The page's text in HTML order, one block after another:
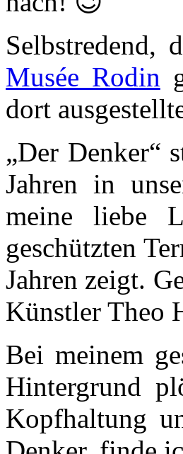
Selbstredend,
Musée Rodin
dort
„Der Denker“
Jahren in
meine liebe
geschützten
Jahren zeigt.
Künstler Theo
Bei meinem
Hintergrund
Kopfhaltung